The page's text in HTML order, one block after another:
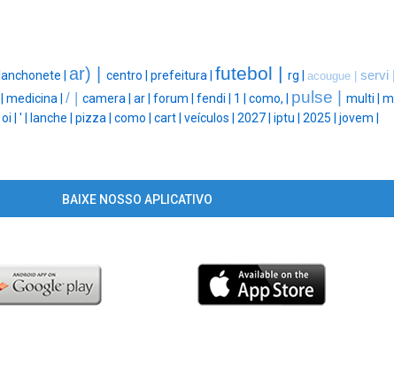
lanchonete | ar) | centro | prefeitura | futebol | rg | acougue | servi |
medicina | / | camera | ar | forum | fendi | 1 | como, | pulse | multi |
oi | ' | lanche | pizza | como | cart | veículos | 2027 | iptu | 2025 | jovem |
BAIXE NOSSO APLICATIVO